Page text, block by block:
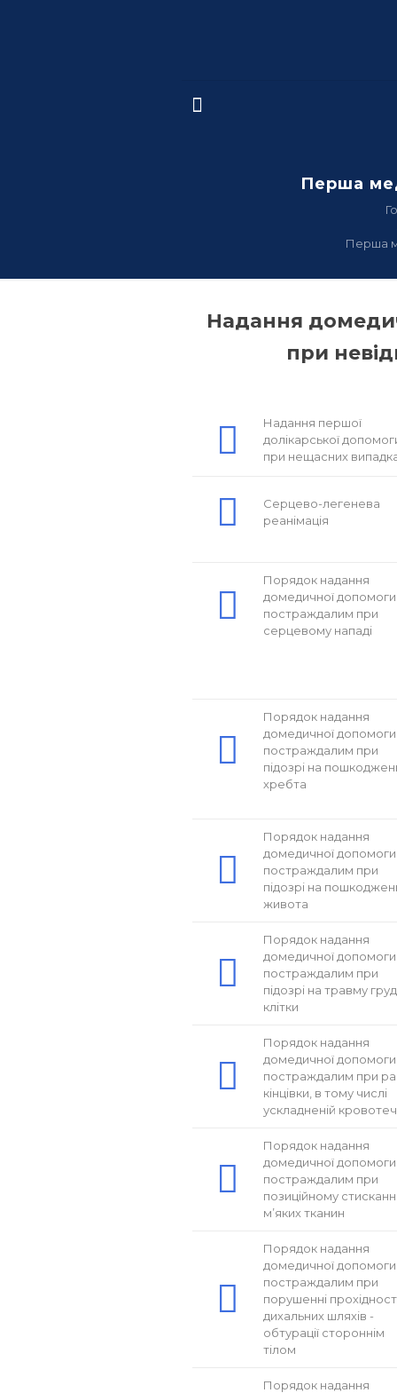
Перша
Перша
Надання
при
Надання першої
долікарської
при нещасних
Серцево-легенева
реанімація
Порядок надання
домедичної допомоги
постраждалим при
серцевому нападі
Порядок надання
домедичної допомоги
постраждалим при
підозрі на
хребта
Порядок надання
домедичної допомоги
постраждалим при
підозрі на
живота
Порядок надання
домедичної допомоги
постраждалим при
підозрі на травму
клітки
Порядок надання
домедичної допомоги
постраждалим при
кінцівки, в тому числі
ускладненій
Порядок надання
домедичної допомоги
постраждалим при
позиційному
м’яких тканин
Порядок надання
домедичної допомоги
постраждалим при
порушенні
дихальних шляхів -
обтурації стороннім
тілом
Порядок надання